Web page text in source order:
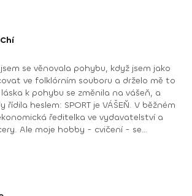
se věnovala pohybu, když jsem jako
ve folklórním souboru a drželo mě to
k pohybu se změnila na vášeň, a
heslem: SPORT je VÁŠEŇ. V běžném
ředitelka ve vydavatelství a
Ale moje hobby - cvičení - se
již několik let. Téměř dennodenně jsem
a pro své klienty jsem organizovala
2018. Avšak mnohem větším